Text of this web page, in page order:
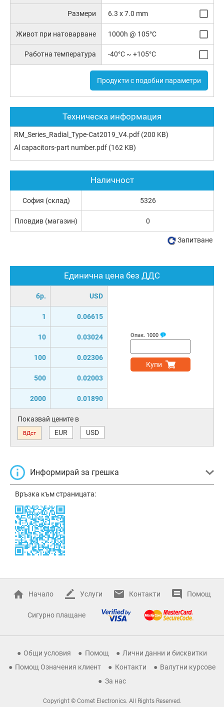
Размери 6.3 x 7.0 mm
Живот при натоварване 1000h @ 105°C
Работна температура -40°C ~ +105°C
Продукти с подобни параметри
Техническа информация
RM_Series_Radial_Type-Cat2019_V4.pdf (200 KB)
Al capacitors-part number.pdf (162 KB)
Единична цена без ДДС
бр. USD
1 0.06615
10 0.03024
100 0.02306
500 0.02003
2000 0.01890
Опак. 1000
Купи
Показвай цените в
ВДст EUR USD
Информирай за грешка
Връзка към страницата:
Наличност
София (склад) 5326
Пловдив (магазин) 0
Запитване
Начало Услуги Контакти Помощ
Сигурно плащане
Общи условия Помощ
Лични данни и бисквитки
Помощ Означения клиент
Контакти
Валутни курсове
За нас
Copyright © Comet Electronics. All Rights Reserved.